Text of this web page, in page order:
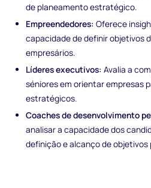
de planeamento estratégico.
Empreendedores: Oferece
capacidade de definir objetivos
empresários.
Líderes executivos: Avalia a
séniores em orientar empresas
estratégicos.
Coaches de desenvolvimento
analisar a capacidade dos
definição e alcanço de objetivos